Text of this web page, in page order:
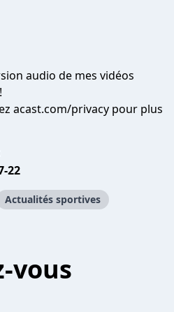
audio de mes vidéos
acast.com/privacy pour plus
22
Actualités sportives
vous